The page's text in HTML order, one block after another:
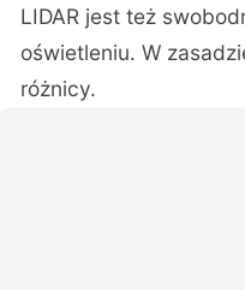
LIDAR jest też
oświetleniu. W
różnicy.